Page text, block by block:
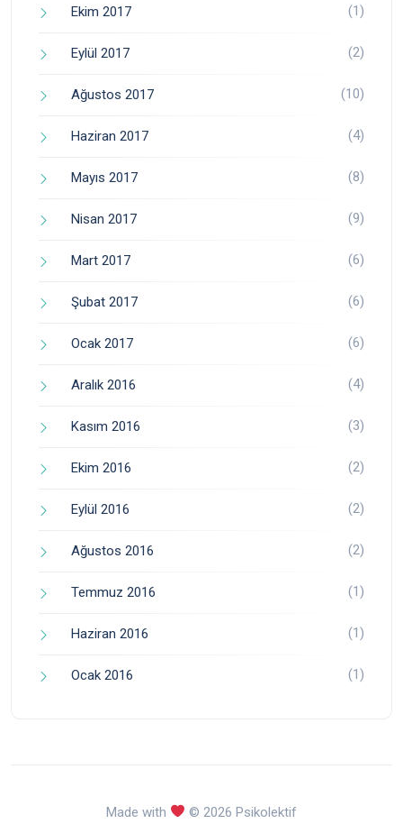
Ekim 2017 (1)
Eylül 2017 (2)
Ağustos 2017 (10)
Haziran 2017 (4)
Mayıs 2017 (8)
Nisan 2017 (9)
Mart 2017 (6)
Şubat 2017 (6)
Ocak 2017 (6)
Aralık 2016 (4)
Kasım 2016 (3)
Ekim 2016 (2)
Eylül 2016 (2)
Ağustos 2016 (2)
Temmuz 2016 (1)
Haziran 2016 (1)
Ocak 2016 (1)
Made with © 2026 Psikolektif